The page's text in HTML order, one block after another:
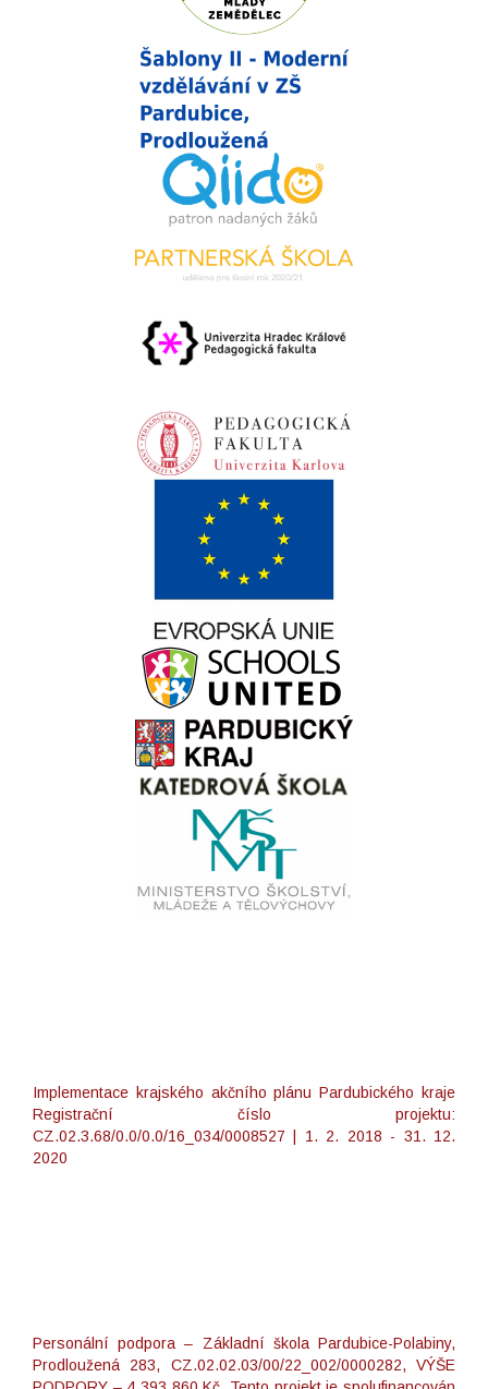
Implementace krajského akčního plánu Pardubického kraje
Registrační číslo projektu:
CZ.02.3.68/0.0/0.0/16_034/0008527 | 1. 2. 2018 - 31. 12.
2020
Personální podpora – Základní škola Pardubice-Polabiny,
Prodloužená 283, CZ.02.02.03/00/22_002/0000282, VÝŠE